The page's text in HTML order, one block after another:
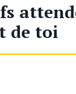
de toi